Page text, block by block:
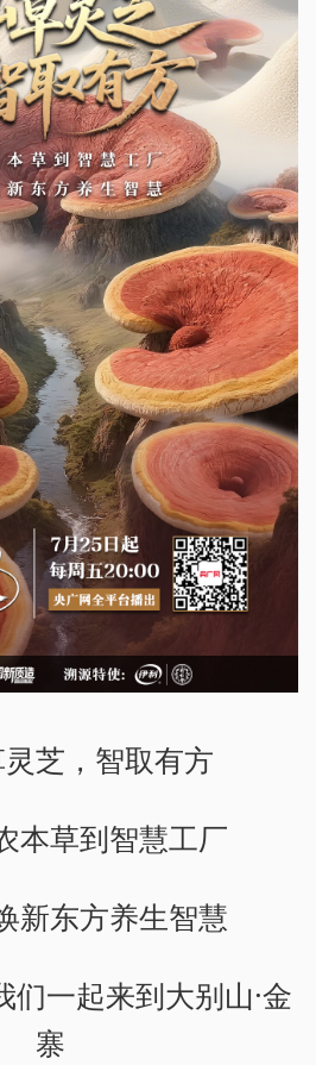
芝，智取有方
本草到智慧工厂
新东方养生智慧
们一起来到大别山·金
寨